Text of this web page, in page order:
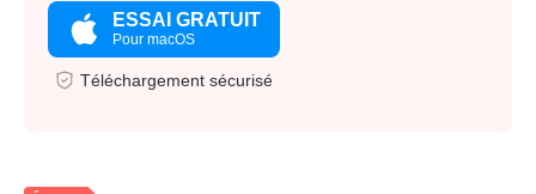
ESSAI GRATUIT
Pour macOS
Téléchargement sécurisé